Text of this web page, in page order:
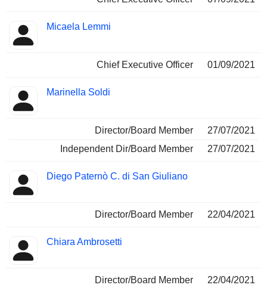
Micaela Lemmi
Chief Executive Officer 01/09/2021
Marinella Soldi
Director/Board Member
27/07/2021
Independent Dir/Board Member
27/07/2021
Diego Paternò C. di San Giuliano
Director/Board Member 22/04/2021
Chiara Ambrosetti
Director/Board Member
22/04/2021